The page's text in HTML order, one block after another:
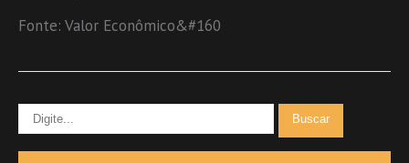
Fonte: Valor Econômico&#160